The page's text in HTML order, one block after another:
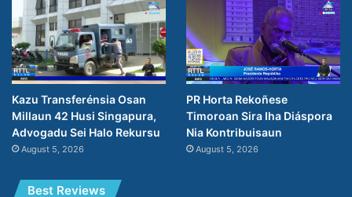
Kazu Transferénsia Osan
Millaun 42 Husi Singapura,
Advogadu Sei Halo Rekursu
August 5, 2026
PR Horta Rekoñese
Timoroan Sira Iha Diáspora
Nia Kontribuisaun
August 5, 2026
Best Reviews